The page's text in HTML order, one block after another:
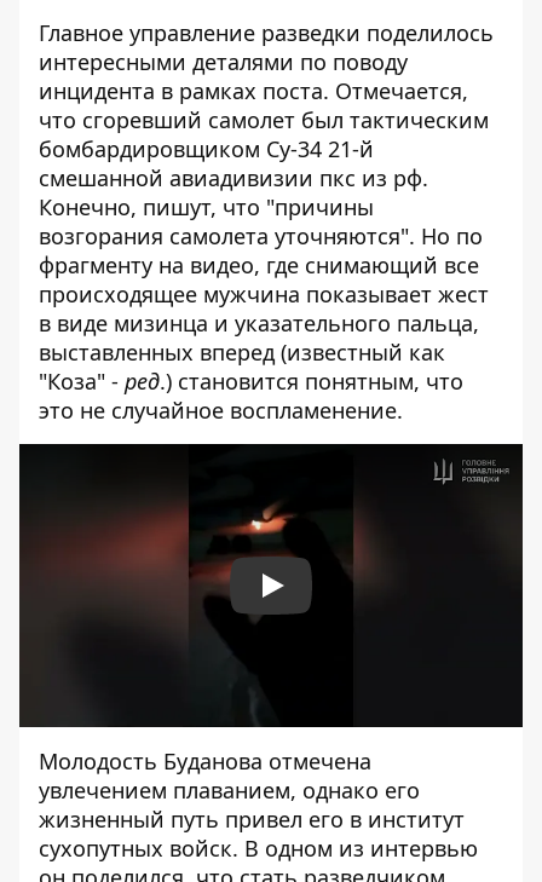
Главное управление разведки поделилось
интересными деталями по поводу
инцидента в рамках поста. Отмечается,
что сгоревший самолет был тактическим
бомбардировщиком Су-34 21-й
смешанной авиадивизии пкс из рф.
Конечно, пишут, что "причины
возгорания самолета уточняются". Но по
фрагменту на видео, где снимающий все
происходящее мужчина показывает жест
в виде мизинца и указательного пальца,
выставленных вперед (известный как
"Коза" - ред.) становится понятным, что
это не случайное воспламенение.
Play
Молодость Буданова отмечена
увлечением плаванием, однако его
жизненный путь привел его в институт
сухопутных войск. В одном из интервью